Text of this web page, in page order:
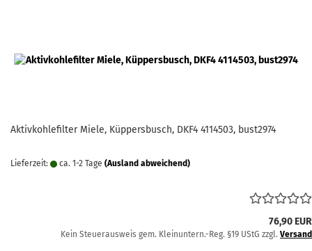
Aktivkohlefilter Miele, Küppersbusch, DKF4 4114503, bust2974
Lieferzeit: ca. 1-2 Tage (Ausland abweichend)
76,90 EUR
Kein Steuerausweis gem. Kleinuntern.-Reg. §19 UStG zzgl. Versand